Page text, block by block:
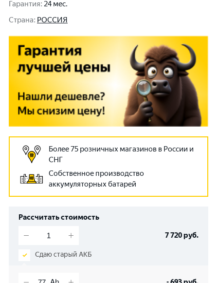
Гарантия: 24 мес.
Cтрана: РОССИЯ
Более 75 розничных магазинов в России и
СНГ
Собственное производство
аккумуляторных батарей
Рассчитать стоимость
7 720руб.
Сдаю старый АКБ